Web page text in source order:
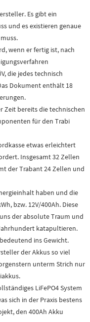
Es gibt ein
und es existieren genaue
wenn er fertig ist, nach
die jedes technisch
Dokument enthält 18
Zeit bereits die technischen
für den Trabi
etwas erleichtert
Insgesamt 32 Zellen
der Trabant 24 Zellen und
haben und die
bzw. 12V/400Ah. Diese
der absolute Traum und
katapultieren.
ins Gewicht.
der Akkus so viel
unterm Strich nur
LiFePO4 System
sich in der Praxis bestens
den 400Ah Akku